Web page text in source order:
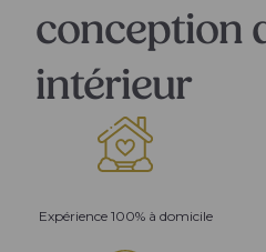
conception
intérieur
Expérience 100% à domicile